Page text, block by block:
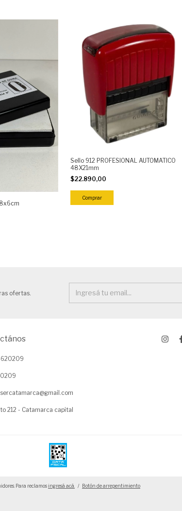
Sello 912 PROFESIONAL AUTOMATICO
48X21mm
$22.890,00
Comprar
ofertas.
212 - Catamarca capital
Para reclamos ingresá acá. / Botón de arrepentimiento